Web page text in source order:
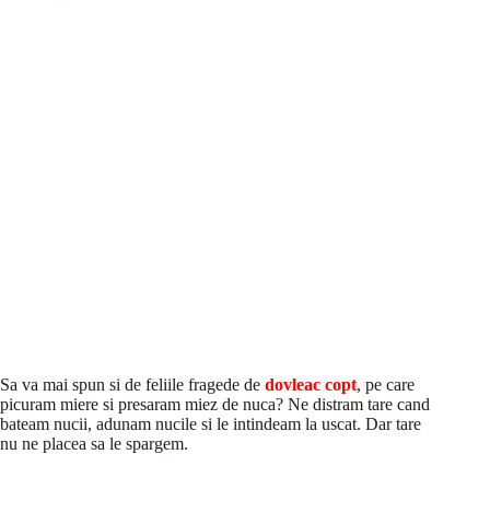
Sa va mai spun si de feliile fragede de dovleac copt, pe care
picuram miere si presaram miez de nuca? Ne distram tare cand
bateam nucii, adunam nucile si le intindeam la uscat. Dar tare
nu ne placea sa le spargem.